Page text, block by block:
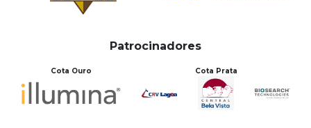
Patrocinadores
Cota Ouro Cota Prata